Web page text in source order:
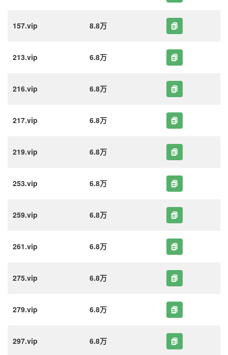
157.vip 8.8万
213.vip 6.8万
216.vip 6.8万
217.vip 6.8万
219.vip 6.8万
253.vip 6.8万
259.vip 6.8万
261.vip 6.8万
275.vip 6.8万
279.vip 6.8万
297.vip 6.8万